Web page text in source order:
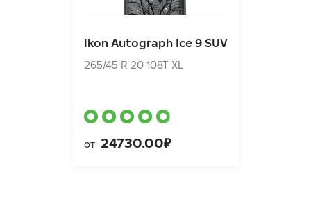
Ikon Autograph Ice 9 SUV
265/45 R 20 108T XL
от 24730.00₽
от24730.00₽